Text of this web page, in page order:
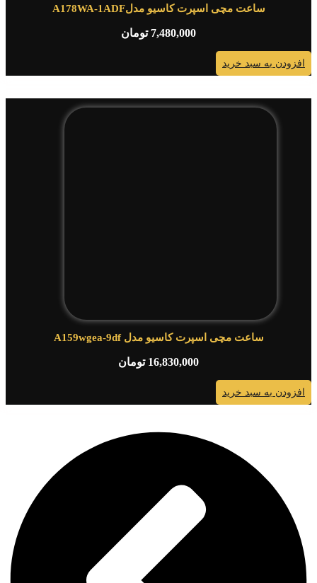
ساعت مچی اسپرت کاسیو مدلA178WA-1ADF
7,480,000 تومان
افزودن به سبد خرید
ساعت مچی اسپرت کاسیو مدل A159wgea-9df
16,830,000 تومان
افزودن به سبد خرید